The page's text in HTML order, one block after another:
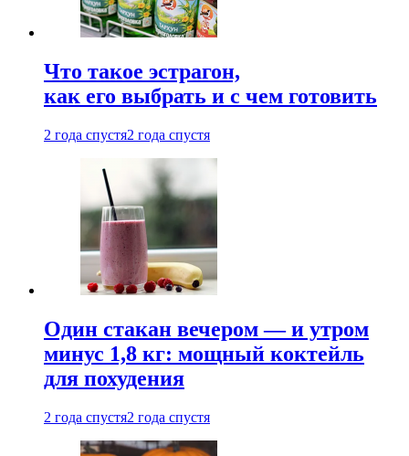
Что такое эстрагон,
как его выбрать и с чем готовить
2 года спустя2 года спустя
Один стакан вечером — и утром
минус 1,8 кг: мощный коктейль
для похудения
2 года спустя2 года спустя